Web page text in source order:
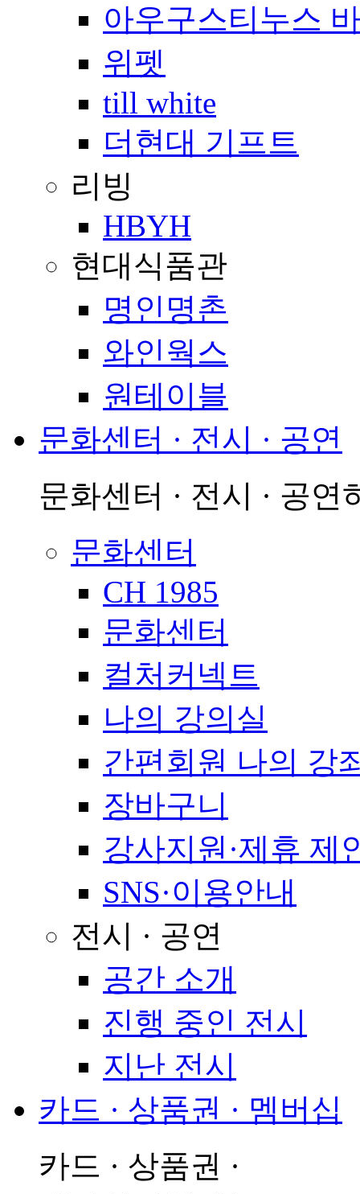
아우구스티누스
위펫
till white
더현대 기프트
리빙
HBYH
현대식품관
명인명촌
와인웍스
원테이블
문화센터 · 전시 · 공연
문화센터 · 전시 · 공연
문화센터
CH 1985
문화센터
컬처커넥트
나의 강의실
간편회원 나의 강
장바구니
강사지원·제휴 제
SNS·이용안내
전시 · 공연
공간 소개
진행 중인 전시
지난 전시
카드 · 상품권 · 멤버십
카드 · 상품권 ·